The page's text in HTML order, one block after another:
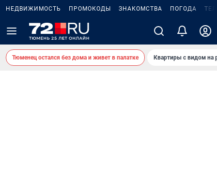
НЕДВИЖИМОСТЬ ПРОМОКОДЫ ЗНАКОМСТВА ПОГОДА
Тюменец остался без дома и живет в палатке Квартиры с видом на